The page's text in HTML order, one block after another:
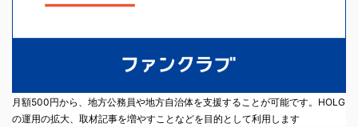
月額500円から、地方公務員や地方自治体を支援することが可能です。HOLG
の運用の拡大、取材記事を増やすことなどを目的として利用します